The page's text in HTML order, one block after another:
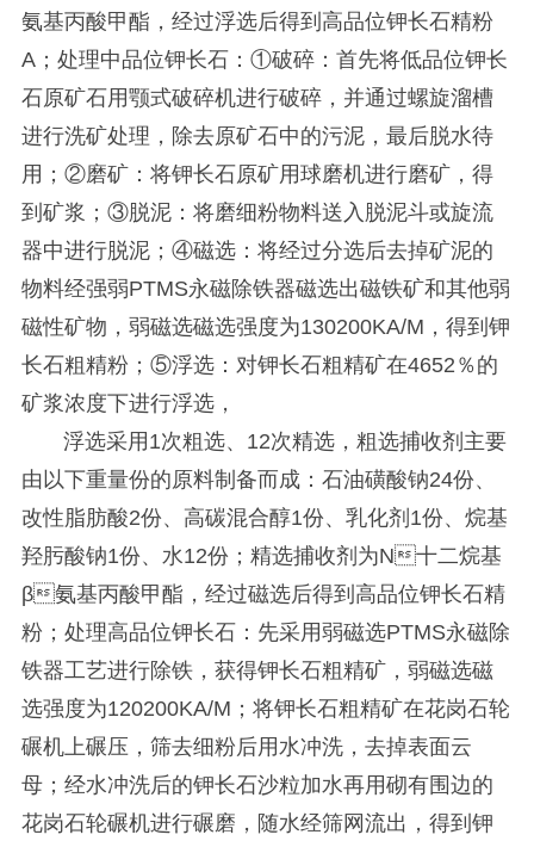
氨基丙酸甲酯，经过浮选后得到高品位钾长石精粉
A；处理中品位钾长石：①破碎：首先将低品位钾长
石原矿石用颚式破碎机进行破碎，并通过螺旋溜槽
进行洗矿处理，除去原矿石中的污泥，最后脱水待
用；②磨矿：将钾长石原矿用球磨机进行磨矿，得
到矿浆；③脱泥：将磨细粉物料送入脱泥斗或旋流
器中进行脱泥；④磁选：将经过分选后去掉矿泥的
物料经强弱PTMS永磁除铁器磁选出磁铁矿和其他弱
磁性矿物，弱磁选磁选强度为130200KA/M，得到钾
长石粗精粉；⑤浮选：对钾长石粗精矿在4652％的
矿浆浓度下进行浮选，
浮选采用1次粗选、12次精选，粗选捕收剂主要
由以下重量份的原料制备而成：石油磺酸钠24份、
改性脂肪酸2份、高碳混合醇1份、乳化剂1份、烷基
羟肟酸钠1份、水12份；精选捕收剂为N十二烷基
β氨基丙酸甲酯，经过磁选后得到高品位钾长石精
粉；处理高品位钾长石：先采用弱磁选PTMS永磁除
铁器工艺进行除铁，获得钾长石粗精矿，弱磁选磁
选强度为120200KA/M；将钾长石粗精矿在花岗石轮
碾机上碾压，筛去细粉后用水冲洗，去掉表面云
母；经水冲洗后的钾长石沙粒加水再用砌有围边的
花岗石轮碾机进行碾磨，随水经筛网流出，得到钾